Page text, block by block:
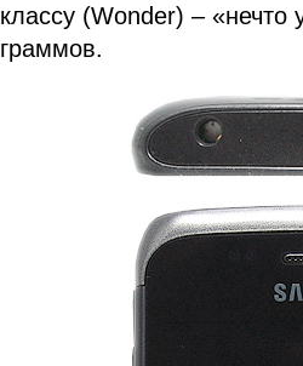
классу (Wonder) – «нечто
граммов.